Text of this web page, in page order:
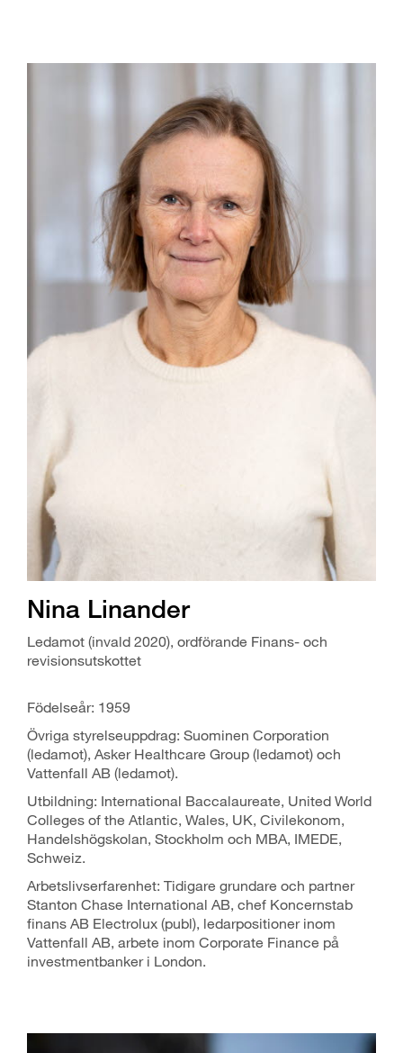
Nina Linander
Ledamot (invald 2020), ordförande Finans- och
revisionsutskottet
Födelseår: 1959
Övriga styrelseuppdrag: Suominen Corporation
(ledamot), Asker Healthcare Group (ledamot) och
Vattenfall AB (ledamot).
Utbildning: International Baccalaureate, United World
Colleges of the Atlantic, Wales, UK, Civilekonom,
Handelshögskolan, Stockholm och MBA, IMEDE,
Schweiz.
Arbetslivserfarenhet: Tidigare grundare och partner
Stanton Chase International AB, chef Koncernstab
finans AB Electrolux (publ), ledarpositioner inom
Vattenfall AB, arbete inom Corporate Finance på
investmentbanker i London.